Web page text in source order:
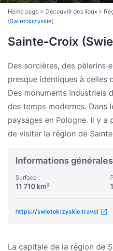
Português
Україна
Zamknij
Home page > Découvrir des lieux >
(Swietokrzyskie)
Sainte-Croix
Des sorcières, des pèlerins
presque identiques à celles
Des monuments industriels
des temps modernes. Dans
paysages en Pologne. Il y a
de visiter la région de
Informations générales
Surface :
11 710 km²
https://swietokrzyskie.travel
La capitale de la région de